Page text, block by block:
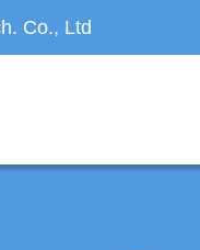
Co., Ltd